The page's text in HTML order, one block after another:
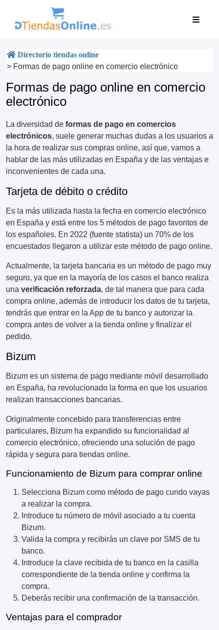
Directorio tiendas online
> Formas de pago online en comercio electrónico
Formas de pago online en comercio
electrónico
La diversidad de formas de pago en comercios
electrónicos, suele generar muchas dudas a los usuarios a
la hora de realizar sus compras online, así que, vamos a
hablar de las más utilizadas en España y de las ventajas e
inconvenientes de cada una.
Tarjeta de débito o crédito
Es la más utilizada hasta la fecha en comercio electrónico
en España y está entre los 5 métodos de pago favoritos de
los españoles. En 2022 (fuente statista) un 70% de los
encuestados llegaron a utilizar este método de pago online.
Actualmente, la tarjeta bancaria es un método de pago muy
seguro, ya que en la mayoría de los casos el banco realiza
una verificación reforzada, de tal manera que para cada
compra online, además de introducir los datos de tu tarjeta,
tendrás que entrar en la App de tu banco y autorizar la
compra antes de volver a la tienda online y finalizar el
pedido.
Bizum
Bizum es un sistema de pago mediante móvil desarrollado
en España, ha revolucionado la forma en que los usuarios
realizan transacciones bancarias.
Originalmente concebido para transferencias entre
particulares, Bizum ha expandido su funcionalidad al
comercio electrónico, ofreciendo una solución de pago
rápida y segura para tiendas online.
Funcionamiento de Bizum para comprar online
Selecciona Bizum como método de pago cundo vayas
a realizar la compra.
Introduce tu número de móvil asociado a tu cuenta
Bizum.
Valida la compra y recibirás un clave por SMS de tu
banco.
Introduce la clave recibida de tu banco en la casilla
correspondiente de la tienda online y confirma la
compra.
Deberás recibir una confirmación de la transacción.
Ventajas para el comprador